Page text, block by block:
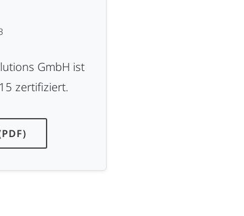
GmbH ist
zertifiziert.